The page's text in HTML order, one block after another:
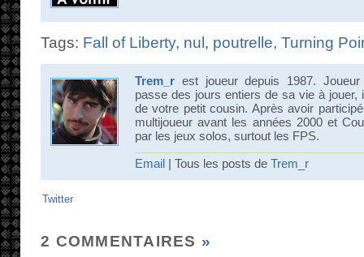
Tags: Fall of Liberty, nul , poutrelle, Turning
Trem_r est joueur depuis 1987.
passe des jours entiers de sa vie à jouer,
de votre petit cousin. Après avoir
multijoueur avant les années 2000 et
par les jeux solos, surtout les FPS.
Email | Tous les posts de Trem_r
Twitter
2 COMMENTAIRES »